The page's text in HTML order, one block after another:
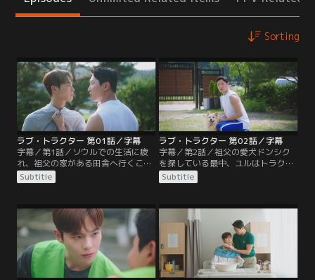
Sorting
ラブ・トラクター 第01話／字幕
字幕／第1話／ソウルでの生活に疲
れ、祖父の家がある田舎へ行くこと
に決めた大学院生のユル。車で向か
うも大雨で地面がぬかるみ、タイヤ
電話も繋がらず苛立っていると、そ
こへ一台のトラクターがやって来
る。中から降りて来たのは、フード
を目深にかぶり、鎖を持った怪しい
男で…。
Subtitle
ラブ・トラクター 第02話／字幕
字幕／第2話／祖父の愛犬ドンシク
を探している最中、ユルはトラクタ
ーの怪しい男と再会。その男はノド
ゥル村の青年ソ・イェチャンだっ
を発見したユルは、彼が犬を誘拐し
虐待しようとしていると勘違い。ケ
ンカになりかけるが、すぐに誤解は
解けて彼が実は心の優しい人物だと
いうことを知る。
Subtitle